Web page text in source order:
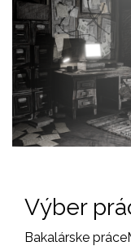
Výber
Bakalárske práce